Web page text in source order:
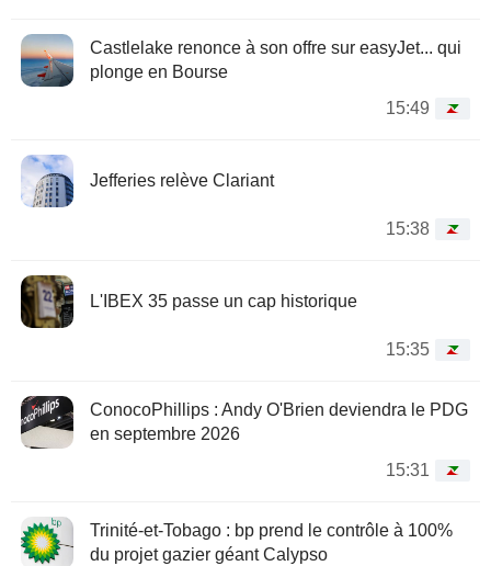
Castlelake renonce à son offre sur easyJet... qui
plonge en Bourse
15:49
Jefferies relève Clariant
15:38
L'IBEX 35 passe un cap historique
15:35
ConocoPhillips : Andy O'Brien deviendra le PDG
en septembre 2026
15:31
Trinité-et-Tobago : bp prend le contrôle à 100%
du projet gazier géant Calypso